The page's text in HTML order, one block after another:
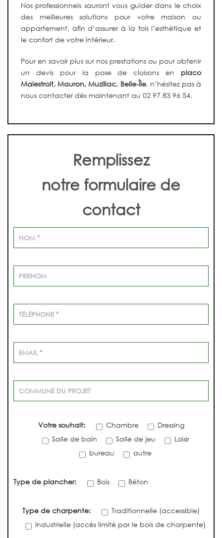
Nos professionnels sauront vous guider dans le choix
des meilleures solutions pour votre maison ou
appartement, afin d’assurer à la fois l’esthétique et
le confort de votre intérieur.
Pour en savoir plus sur nos prestations ou pour obtenir
un devis pour la pose de cloisons en placo
Malestroit, Mauron, Muzillac, Belle-Île, n’hésitez pas à
nous contacter dès maintenant au 02 97 83 96 54.
Remplissez
notre formulaire de
contact
Votre souhait: Chambre
Dressing
Salle de bain
Salle de jeu
Loisir
bureau
autre
Type de plancher: Bois Béton
Type de charpente:
Traditionnelle (accessible)
Industrielle (accès limité par le bois de charpente)